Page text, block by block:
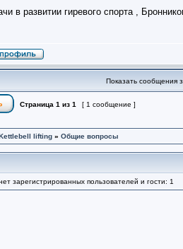
в развитии гиревого спорта ,
Показать сообщения
Страница 1 из 1 [ 1 сообщение ]
lifting » Общие вопросы
зарегистрированных пользователей и гости: 1